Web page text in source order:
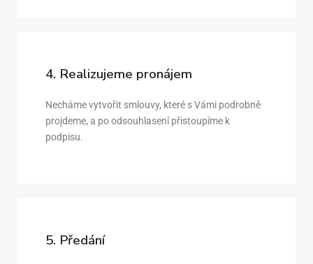
4. Realizujeme pronájem
Necháme vytvořit smlouvy, které s Vámi podrobně
projdeme, a po odsouhlasení přistoupíme k
podpisu.
5. Předání